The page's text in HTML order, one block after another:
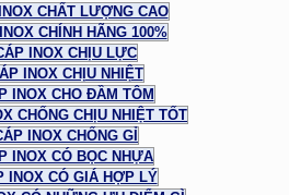
CHẤT LƯỢNG CAO
CHÍNH HÃNG 100%
INOX CHỊU LỰC
INOX CHỊU NHIỆT
INOX CHO ĐẦM TÔM
CHỐNG CHỊU NHIỆT TỐT
INOX CHỐNG GỈ
INOX CÓ BỌC NHỰA
INOX CÓ GIÁ HỢP LÝ